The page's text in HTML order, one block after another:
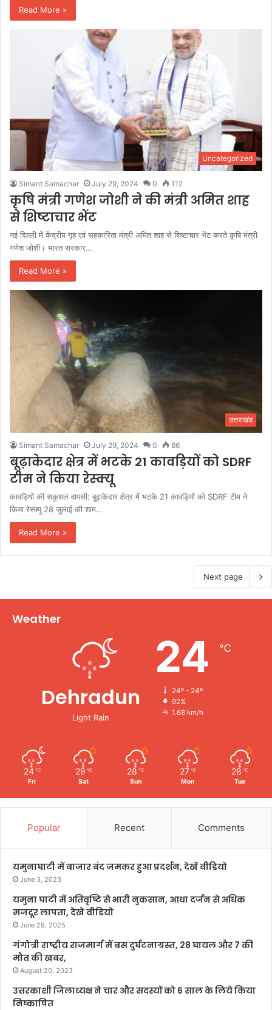
Read More »
Uncategorized
Simant Samachar July 29, 2024 0 112
कृषि मंत्री गणेश जोशी ने की मंत्री अमित शाह
से शिष्टाचार भेंट
नई दिल्ली में केंद्रीय गृह एवं सहकारिता मंत्री अमित शाह से शिष्टाचार भेंट करते कृषि मंत्री
गणेश जोशी। भारत सरकार…
Read More »
उत्तराखंड
Simant Samachar July 29, 2024 0 86
बूढ़ाकेदार क्षेत्र में भटके 21 कावड़ियों को SDRF
टीम ने किया रेस्क्यू
कावड़ियों की सकुशल वापसी: बूढ़ाकेदार क्षेत्र में भटके 21 कावड़ियों को SDRF टीम ने
किया रेस्क्यू 28 जुलाई की शाम…
Read More »
Next page
Weather
Dehradun
Light Rain
24 ℃
24º - 24º
92%
1.68 km/h
24 ℃
Fri
29 ℃
Sat
28 ℃
Sun
27 ℃
Mon
28 ℃
Tue
Popular Recent Comments
यमुनाघाटी में बाजार बंद जमकर हुआ प्रदर्शन, देखें वीडियो
June 3, 2023
यमुना घाटी में अतिवृष्टि से भारी नुकसान, आधा दर्जन से अधिक
मजदूर लापता, देखे वीडियो
June 29, 2025
गंगोत्री राष्ट्रीय राजमार्ग में बस दुर्घटनाग्रस्त, 28 घायल और 7 की
मौत की खबर,
August 20, 2023
उत्तरकाशी जिलाध्यक्ष ने चार और सदस्यों को 6 साल के लिये किया
निष्काषित